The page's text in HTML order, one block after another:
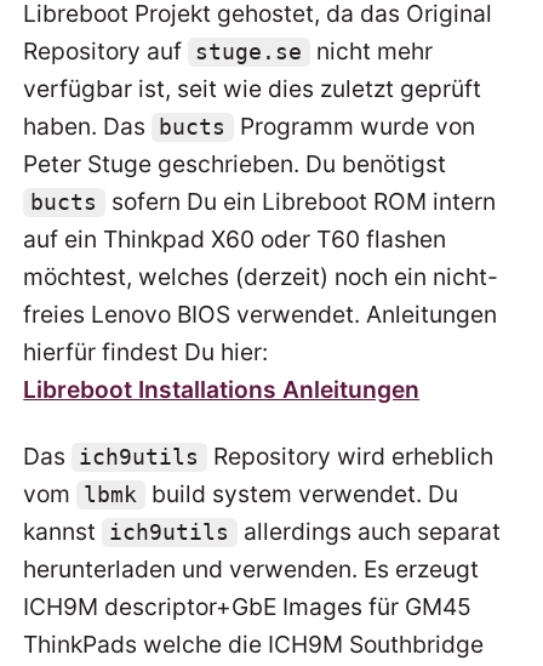
Libreboot Projekt gehostet, da das Original
Repository auf stuge.se
nicht mehr
verfügbar ist, seit wie dies zuletzt geprüft
haben. Das
bucts
Programm wurde von
Peter Stuge geschrieben. Du benötigst
bucts
sofern Du ein Libreboot ROM intern
auf ein Thinkpad X60 oder T60 flashen
möchtest, welches (derzeit) noch ein nicht-
freies Lenovo BIOS verwendet. Anleitungen
hierfür findest Du hier:
Libreboot Installations Anleitungen
Das ich9utils
Repository wird erheblich
vom
lbmk
build system verwendet. Du
kannst ich9utils
allerdings auch separat
herunterladen und verwenden. Es erzeugt
ICH9M descriptor+GbE Images für GM45
ThinkPads welche die ICH9M Southbridge